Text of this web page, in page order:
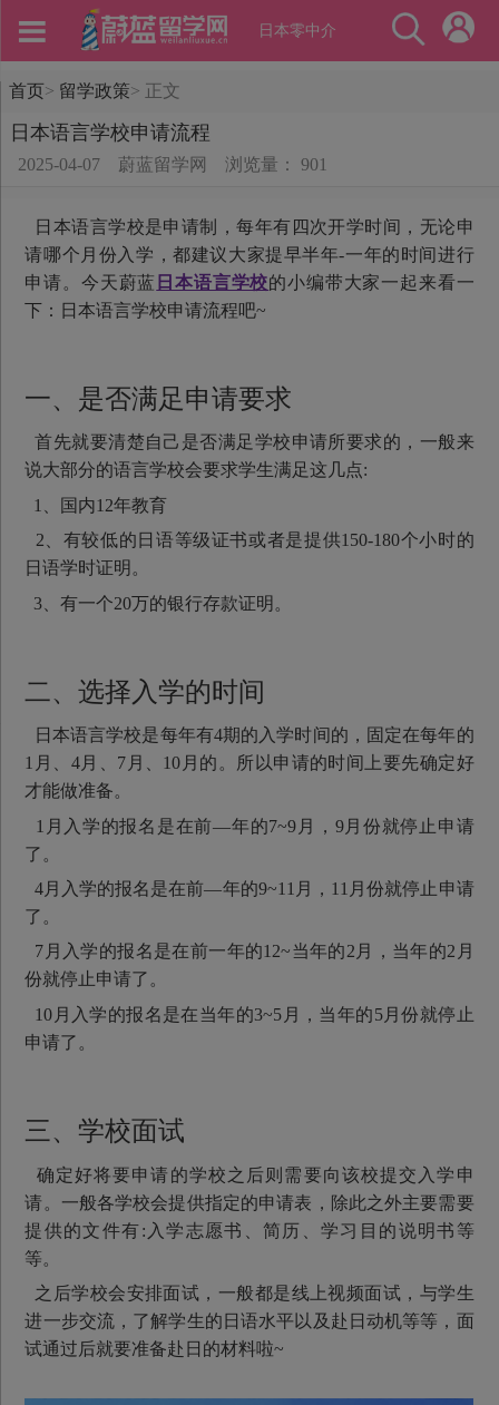
日本零中介
首页> 留学政策> 正文
日本语言学校申请流程
2025-04-07 蔚蓝留学网 浏览量： 901
日本语言学校是申请制，每年有四次开学时间，无论申
请哪个月份入学，都建议大家提早半年-一年的时间进行
申请。今天蔚蓝 日本语言学校的小编带大家一起来看一
下：日本语言学校申请流程吧~
一、是否满足申请要求
首先就要清楚自己是否满足学校申请所要求的，一般来
说大部分的语言学校会要求学生满足这几点:
1、国内12年教育
2、有较低的日语等级证书或者是提供150-180个小时的
日语学时证明。
3、有一个20万的银行存款证明。
二、选择入学的时间
日本语言学校是每年有4期的入学时间的，固定在每年的
1月、4月、7月、10月的。所以申请的时间上要先确定好
才能做准备。
1月入学的报名是在前—年的7~9月，9月份就停止申请
了。
4月入学的报名是在前—年的9~11月，11月份就停止申请
了。
7月入学的报名是在前一年的12~当年的2月，当年的2月
份就停止申请了。
10月入学的报名是在当年的3~5月，当年的5月份就停止
申请了。
三、学校面试
确定好将要申请的学校之后则需要向该校提交入学申
请。一般各学校会提供指定的申请表，除此之外主要需要
提供的文件有:入学志愿书、简历、学习目的说明书等
等。
之后学校会安排面试，一般都是线上视频面试，与学生
进一步交流，了解学生的日语水平以及赴日动机等等，面
试通过后就要准备赴日的材料啦~